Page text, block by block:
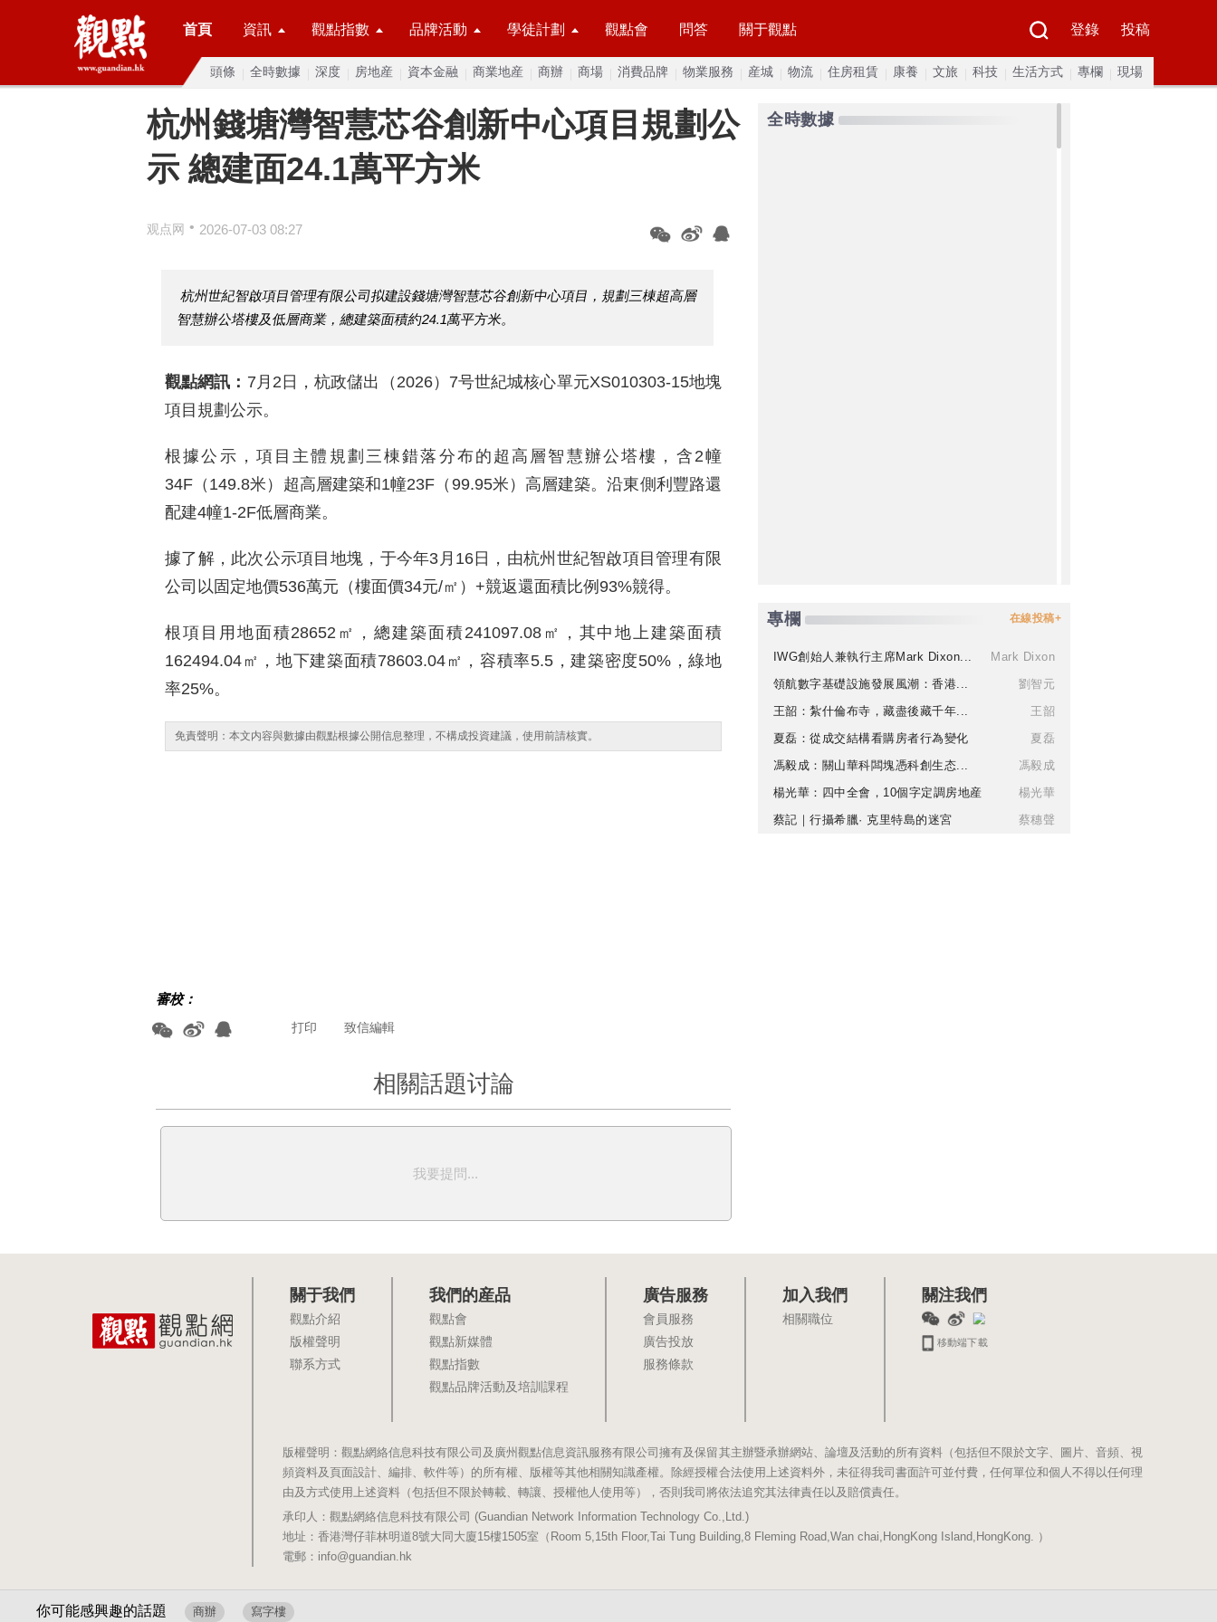
首頁 資訊 觀點指數 品牌活動 學徒計劃 觀點會 問答 關于觀點 登錄 投稿
頭條 全時數據 深度 房地産 資本金融 商業地産 商辦 商場 消費品牌 物業服務 産城 物流 住房租賃 康養 文旅 科技 生活方式 專欄 現場
杭州​錢塘灣智慧芯谷創新中心項目規劃公
示 總建面24.1萬平方米
观点网 • 2026-07-03 08:27
杭州世紀智啟項目管理有限公司拟建設錢塘灣智慧芯谷創新中心項目，規劃三棟超高層
智慧辦公塔樓及低層商業，總建築面積約24.1萬平方米。
觀點網訊： 7月2日，杭政儲出（2026）7号世紀城核心單元XS010303-15地塊
項目規劃公示。
根據公示，項目主體規劃三棟錯落分布的超高層智慧辦公塔樓，含2幢
34F（149.8米）超高層建築和1幢23F（99.95米）高層建築。沿東側利豐路還
配建4幢1-2F低層商業。
據了解，此次公示項目地塊，于今年3月16日，由杭州世紀智啟項目管理有限
公司以固定地價536萬元（樓面價34元/㎡）+競返還面積比例93%競得。
根項目用地面積28652㎡，總建築面積241097.08㎡，其中地上建築面積
162494.04㎡，地下建築面積78603.04㎡，容積率5.5，建築密度50%，綠地
率25%。
免責聲明：本文内容與數據由觀點根據公開信息整理，不構成投資建議，使用前請核實。
審校：
致信編輯
打印
相關話題讨論
我要提問...
全時數據
專欄 在線投稿+
IWG創始人兼執行主席Mark Dixon...
Mark Dixon
領航數字基礎設施發展風潮：香港...
劉智元
王韶：紮什倫布寺，藏盡後藏千年...
王韶
夏磊：從成交結構看購房者行為變化
夏磊
馮毅成：關山華科闆塊憑科創生态...
馮毅成
楊光華：四中全會，10個字定調房地産
楊光華
蔡記｜行攝希臘· 克里特島的迷宮
蔡穗聲
你可能感興趣的話題 商辦 寫字樓
關于我們
觀點介紹
版權聲明
聯系方式
我們的産品
觀點會
觀點新媒體
觀點指數
觀點品牌活動及培訓課程
廣告服務
會員服務
廣告投放
服務條款
加入我們
相關職位
關注我們
移動端下載
版權聲明：觀點網絡信息科技有限公司及廣州觀點信息資訊服務有限公司擁有及保留其主辦暨承辦網站、論壇及活動的所有資料（包括但不限於文字、圖片、音頻、視
頻資料及頁面設計、編排、軟件等）的所有權、版權等其他相關知識產權。除經授權合法使用上述資料外，未征得我司書面許可並付費，任何單位和個人不得以任何理
由及方式使用上述資料（包括但不限於轉載、轉讓、授權他人使用等），否則我司將依法追究其法律責任以及賠償責任。
承印人：觀點網絡信息科技有限公司 (Guandian Network Information Technology Co.,Ltd.)
地址：香港灣仔菲林明道8號大同大廈15樓1505室（Room 5,15th Floor,Tai Tung Building,8 Fleming Road,Wan chai,HongKong Island,HongKong. ）
電郵：info@guandian.hk